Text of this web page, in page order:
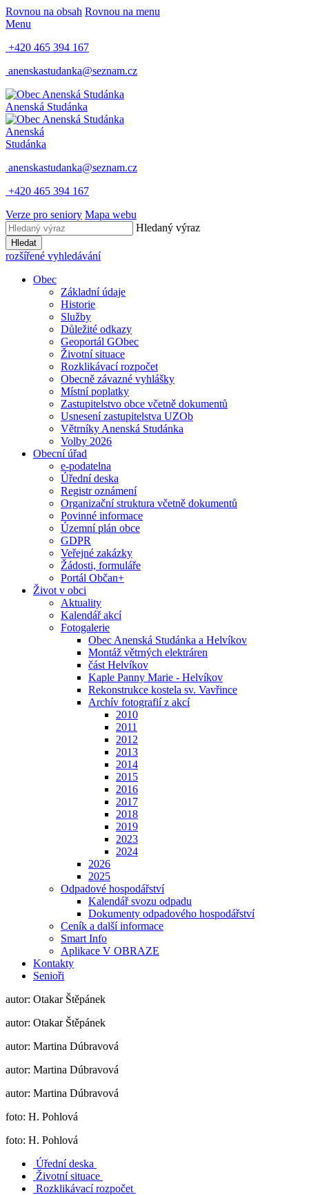
Rovnou na obsah Rovnou na menu
Menu
+420 465 394 167
anenskastudanka@seznam.cz
Anenská Studánka
Anenská
Studánka
anenskastudanka@seznam.cz
+420 465 394 167
Verze pro seniory Mapa webu
Hledaný výraz
Hledat
rozšířené vyhledávání
Obec
Základní údaje
Historie
Služby
Důležité odkazy
Geoportál GObec
Životní situace
Rozklikávací rozpočet
Obecně závazné vyhlášky
Místní poplatky
Zastupitelstvo obce včetně dokumentů
Usnesení zastupitelstva UZOb
Větrníky Anenská Studánka
Volby 2026
Obecní úřad
e-podatelna
Úřední deska
Registr oznámení
Organizační struktura včetně dokumentů
Povinné informace
Územní plán obce
GDPR
Veřejné zakázky
Žádosti, formuláře
Portál Občan+
Život v obci
Aktuality
Kalendář akcí
Fotogalerie
Obec Anenská Studánka a Helvíkov
Montáž větrných elektráren
část Helvíkov
Kaple Panny Marie - Helvíkov
Rekonstrukce kostela sv. Vavřince
Archív fotografií z akcí
2010
2011
2012
2013
2014
2015
2016
2017
2018
2019
2023
2024
2026
2025
Odpadové hospodářství
Kalendář svozu odpadu
Dokumenty odpadového hospodářství
Ceník a další informace
Smart Info
Aplikace V OBRAZE
Kontakty
Senioři
autor: Otakar Štěpánek
autor: Otakar Štěpánek
autor: Martina Dúbravová
autor: Martina Dúbravová
autor: Martina Dúbravová
foto: H. Pohlová
foto: H. Pohlová
Úřední deska
Životní situace
Rozklikávací rozpočet